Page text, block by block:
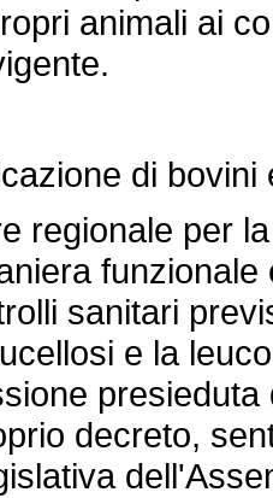
animali ai
di bovini
per la
sanitari
e la
decreto,